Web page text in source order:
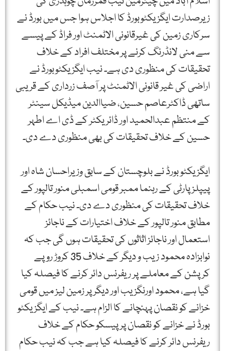
زیرصدارت ایگزیکٹوبورڈ کا اجلاس ہوا جس میں بورڈ نے
سرکاری زمین کی غیرقانونی الاٹمنٹ اور فراڈ کے پیسے
سے منی لانڈرنگ کرنے پر مختلف افراد کے خلاف
تحقیقات کی منظوری دی ہے۔ نیب ایگزیکٹوبورڈ نے
اراضی کی غیر قانونی الاٹمنٹ پر آصف زرداری کے قریبی
ساتھی ڈاکٹرعاصم حسین، ضیاالدین میڈیکل سینٹر
کے منتظم عبدالحمید اور ڈائریکٹر کے ڈی اے اطہر
حسین کے خلاف تحقیقات کی بھی منظوری دے دی۔
ایگزیکٹو بورڈ نے بلوچستان کے سابق وزیراحسان شاہ اور
پیپلزپارٹی کے رہنما ممبر قومی اسمبلی منور تالپور کے
خلاف تحقیقات کی منظوری دے دی۔ نیب حکام کے
مطابق منور تالپور کے خلاف اختیارات کے ناجائز
استعمال اور ناجائز اثاثوں کی تحقیقات ہوں گی جب کہ
نوابزادہ محمود زیب و دیگر کے خلاف 35 کروڑ روپے
کرپشن کے معاملے پر ریفرنس دائر کرنے کا فیصلہ کیا
گیا ہے، محمود اورنگزیب اور دیگر پر زمین لیز میں قومی
خزانے کو نقصان پہنچانے کا الزام ہے۔ نیب کے ایگزیکٹو
بورڈ نے خزانے کو نقصان پر پیسکو حکام کے خلاف
ریفرنس دائر کرنے کا فیصلہ کیا ہے جب کہ نیب حکام